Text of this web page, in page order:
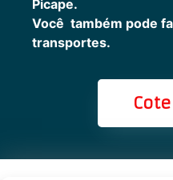
Picape.
Você também pode
transportes.